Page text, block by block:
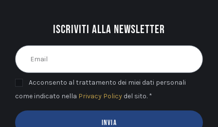
Iscriviti alla newsletter
Acconsento al trattamento dei miei dati personali
come indicato nella Privacy Policy del sito. *
INVIA